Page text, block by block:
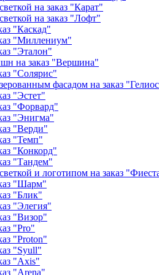
на заказ "Карат"
на заказ "Лофт"
"Каскад"
"Миллениум"
"Эталон"
на заказ "Вершина"
"Солярис"
фасадом на заказ
"Эстет"
"Форвард"
"Энигма"
"Верди"
"Темп"
"Конкорд"
"Тандем"
и логотипом на заказ
"Шарм"
"Блик"
"Элегия"
"Визор"
"Pro"
"Proton"
"Syull"
"Axis"
"Arena"